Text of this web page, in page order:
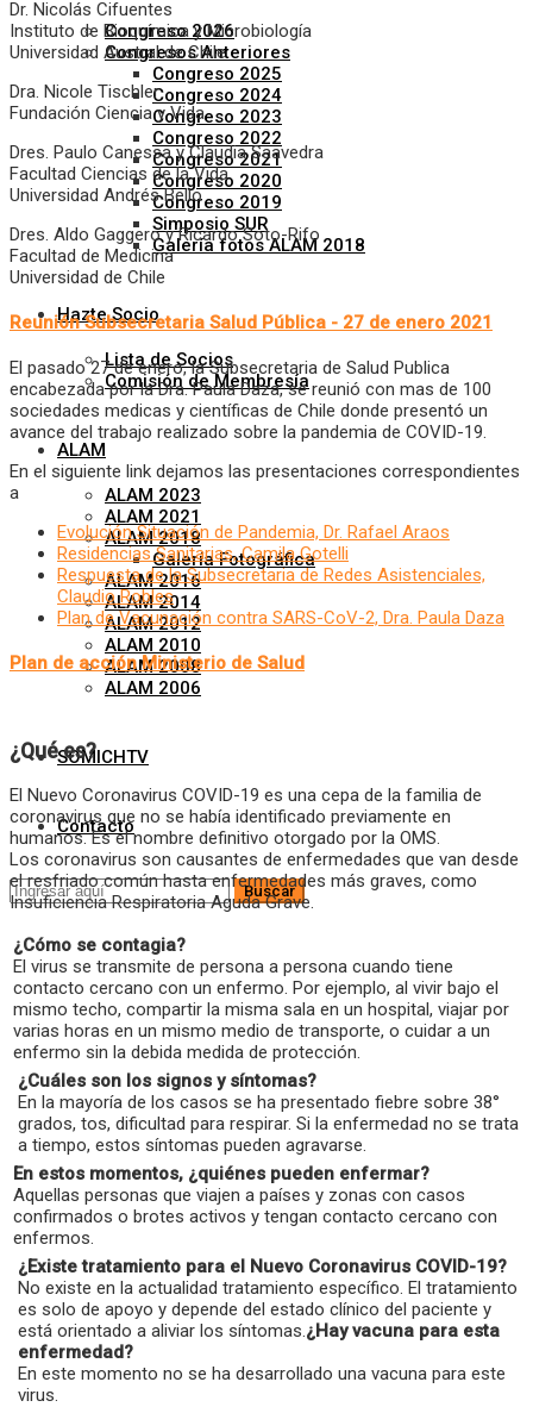
Congreso 2026
Congresos Anteriores
Congreso 2025
Congreso 2024
Congreso 2023
Congreso 2022
Congreso 2021
Congreso 2020
Congreso 2019
Simposio SUR
Galería fotos ALAM 2018
Hazte Socio
Lista de Socios
Comisión de Membresía
ALAM
ALAM 2023
ALAM 2021
ALAM 2018
Galería Fotográfica
ALAM 2016
ALAM 2014
ALAM 2012
ALAM 2010
ALAM 2008
ALAM 2006
SOMICHTV
Contacto
Dr. Nicolás Cifuentes
Instituto de Bioquímica y Microbiología
Universidad Austral de Chile
Dra. Nicole Tischler
Fundación Ciencia y Vida
Dres. Paulo Canessa y Claudia Saavedra
Facultad Ciencias de la Vida
Universidad Andrés Bello
Dres. Aldo Gaggero y Ricardo Soto-Rifo
Facultad de Medicina
Universidad de Chile
Reunión Subsecretaria Salud Pública - 27 de enero 2021
El pasado 27 de enero, la Subsecretaria de Salud Publica
encabezada por la Dra. Paula Daza, se reunió con mas de 100
sociedades medicas y científicas de Chile donde presentó un
avance del trabajo realizado sobre la pandemia de COVID-19.
En el siguiente link dejamos las presentaciones correspondientes
a
Evolución Situación de Pandemia, Dr. Rafael Araos
Residencias Sanitarias, Camila Gotelli
Respuesta de la Subsecretaria de Redes Asistenciales,
Claudio Robles
Plan de Vacunación contra SARS-CoV-2, Dra. Paula Daza
Plan de acción Ministerio de Salud
¿Qué es?
El Nuevo Coronavirus COVID-19 es una cepa de la familia de
coronavirus que no se había identificado previamente en
humanos. Es el nombre definitivo otorgado por la OMS.
Los coronavirus son causantes de enfermedades que van desde
el resfriado común hasta enfermedades más graves, como
Insuficiencia Respiratoria Aguda Grave.
¿Cómo se contagia?
El virus se transmite de persona a persona cuando tiene
contacto cercano con un enfermo. Por ejemplo, al vivir bajo el
mismo techo, compartir la misma sala en un hospital, viajar por
varias horas en un mismo medio de transporte, o cuidar a un
enfermo sin la debida medida de protección.
¿Cuáles son los signos y síntomas?
En la mayoría de los casos se ha presentado fiebre sobre 38°
grados, tos, dificultad para respirar. Si la enfermedad no se trata
a tiempo, estos síntomas pueden agravarse.
En estos momentos, ¿quiénes pueden enfermar?
Aquellas personas que viajen a países y zonas con casos
confirmados o brotes activos y tengan contacto cercano con
enfermos.
¿Existe tratamiento para el Nuevo Coronavirus COVID-19?
No existe en la actualidad tratamiento específico. El tratamiento
es solo de apoyo y depende del estado clínico del paciente y
está orientado a aliviar los síntomas.¿Hay vacuna para esta
enfermedad?
En este momento no se ha desarrollado una vacuna para este
virus.